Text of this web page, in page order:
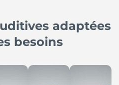
adaptées
besoins